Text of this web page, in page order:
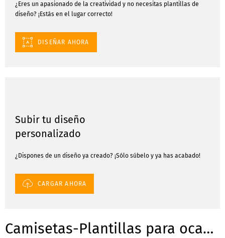
¿Eres un apasionado de la creatividad y no necesitas plantillas de
diseño? ¡Estás en el lugar correcto!
DISEÑAR AHORA
Subir tu diseño
personalizado
¿Dispones de un diseño ya creado? ¡Sólo súbelo y ya has acabado!
CARGAR AHORA
Camisetas-Plantillas para ocasiones